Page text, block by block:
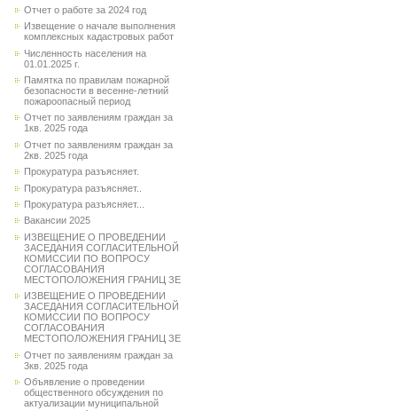
Отчет о работе за 2024 год
Извещение о начале выполнения
комплексных кадастровых работ
Численность населения на
01.01.2025 г.
Памятка по правилам пожарной
безопасности в весенне-летний
пожароопасный период
Отчет по заявлениям граждан за
1кв. 2025 года
Отчет по заявлениям граждан за
2кв. 2025 года
Прокуратура разъясняет.
Прокуратура разъясняет..
Прокуратура разъясняет...
Вакансии 2025
ИЗВЕЩЕНИЕ О ПРОВЕДЕНИИ
ЗАСЕДАНИЯ СОГЛАСИТЕЛЬНОЙ
КОМИССИИ ПО ВОПРОСУ
СОГЛАСОВАНИЯ
МЕСТОПОЛОЖЕНИЯ ГРАНИЦ ЗЕ
ИЗВЕЩЕНИЕ О ПРОВЕДЕНИИ
ЗАСЕДАНИЯ СОГЛАСИТЕЛЬНОЙ
КОМИССИИ ПО ВОПРОСУ
СОГЛАСОВАНИЯ
МЕСТОПОЛОЖЕНИЯ ГРАНИЦ ЗЕ
Отчет по заявлениям граждан за
3кв. 2025 года
Объявление о проведении
общественного обсуждения по
актуализации муниципальной